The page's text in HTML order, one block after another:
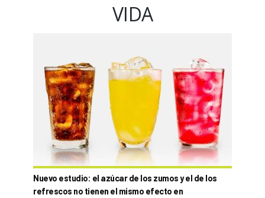
VIDA
Nuevo estudio: el azúcar de los zumos y el de los
refrescos no tienen el mismo efecto en